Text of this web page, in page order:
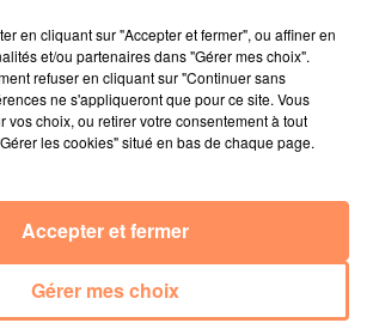
seront toujours sur la chaîne
“avec la même troupe mais sur
avec Dadju
application pour mettre en
en cliquant sur "Accepter et fermer", ou affiner en
et/ou partenaires dans "Gérer mes choix".
refuser en cliquant sur "Continuer sans
ne s'appliqueront que pour ce site. Vous
vos choix, ou retirer votre consentement à tout
les cookies" situé en bas de chaque page.
Gérer mes choix
Accepter et fermer